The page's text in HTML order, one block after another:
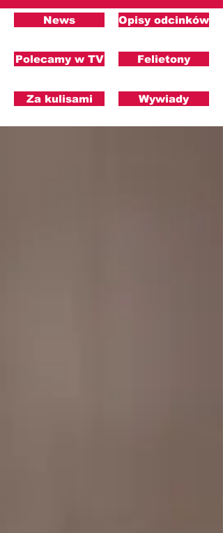
News
Polecamy w TV
Za kulisami
Opisy odcinków
Felietony
Wywiady